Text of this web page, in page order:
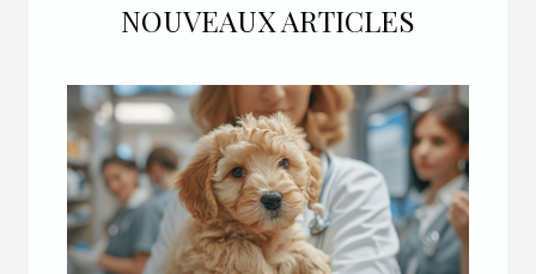
NOUVEAUX ARTICLES